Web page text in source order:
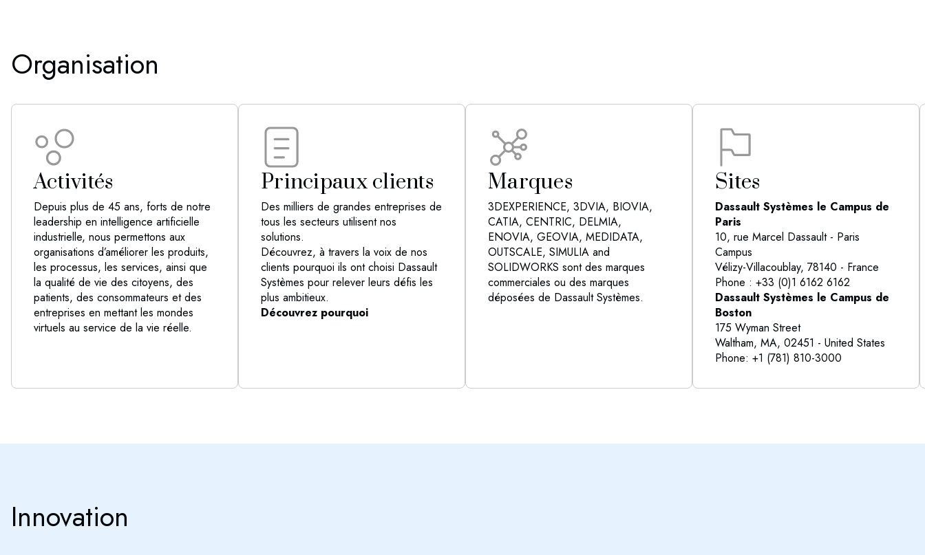
Organisation
Activités
Depuis plus de 45 ans, forts de notre
leadership en intelligence artificielle
industrielle, nous permettons aux
organisations d’améliorer les produits,
les processus, les services, ainsi que
la qualité de vie des citoyens, des
patients, des consommateurs et des
entreprises en mettant les mondes
virtuels au service de la vie réelle.
Principaux clients
Des milliers de grandes entreprises de
tous les secteurs utilisent nos
solutions.
Découvrez, à travers la voix de nos
clients pourquoi ils ont choisi Dassault
Systèmes pour relever leurs défis les
plus ambitieux.
Découvrez pourquoi
Marques
3DEXPERIENCE, 3DVIA, BIOVIA,
CATIA, CENTRIC, DELMIA,
ENOVIA, GEOVIA, MEDIDATA,
OUTSCALE, SIMULIA and
SOLIDWORKS sont des marques
commerciales ou des marques
déposées de Dassault Systèmes.
Sites
Dassault Systèmes le Campus de
Paris
10, rue Marcel Dassault - Paris
Campus
Vélizy-Villacoublay, 78140 - France
Phone : +33 (0)1 6162 6162
Dassault Systèmes le Campus de
Boston
175 Wyman Street
Waltham, MA, 02451 - United States
Phone: +1 (781) 810-3000
Innovation